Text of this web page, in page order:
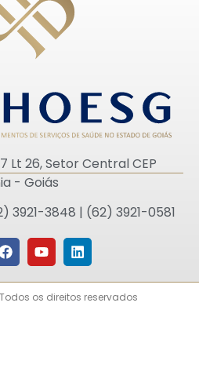
Lt 26, Setor Central CEP
- Goiás
3921-3848 | (62) 3921-0581
Todos os direitos reservados